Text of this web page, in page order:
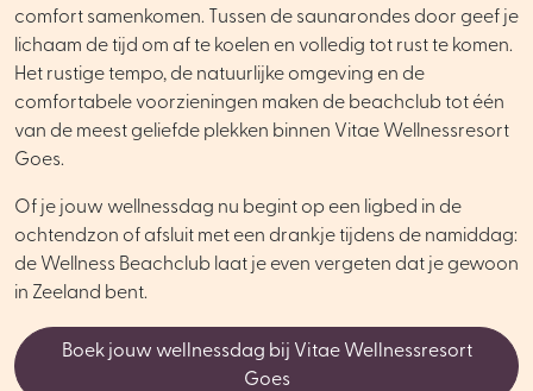
comfort samenkomen. Tussen de saunarondes door geef je
lichaam de tijd om af te koelen en volledig tot rust te komen.
Het rustige tempo, de natuurlijke omgeving en de
comfortabele voorzieningen maken de beachclub tot één
van de meest geliefde plekken binnen Vitae Wellnessresort
Goes.
Of je jouw wellnessdag nu begint op een ligbed in de
ochtendzon of afsluit met een drankje tijdens de namiddag:
de Wellness Beachclub laat je even vergeten dat je gewoon
in Zeeland bent.
Boek jouw wellnessdag bij Vitae Wellnessresort
Goes